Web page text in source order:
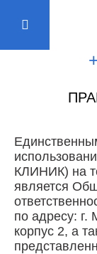
КЛИНИК) на
является
по адресу: г.
корпус 2, а